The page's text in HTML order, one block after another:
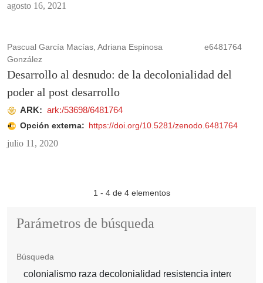
agosto 16, 2021
Pascual García Macías, Adriana Espinosa
González
e6481764
Desarrollo al desnudo: de la decolonialidad del
poder al post desarrollo
ARK: ark:/53698/6481764
Opción externa: https://doi.org/10.5281/zenodo.6481764
julio 11, 2020
1 - 4 de 4 elementos
Parámetros de búsqueda
Búsqueda